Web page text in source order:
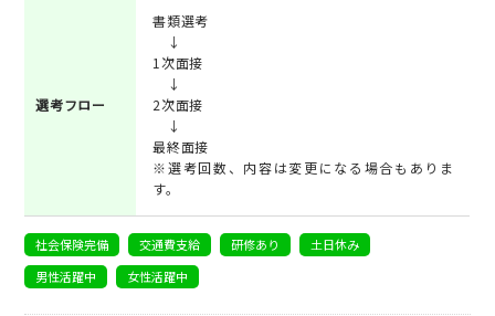
選考フロー
書類選考
↓
1次面接
↓
2次面接
↓
最終面接
※選考回数、内容は変更になる場合もありま
す。
社会保険完備 交通費支給 研修あり
土日休み
男性活躍中
女性活躍中